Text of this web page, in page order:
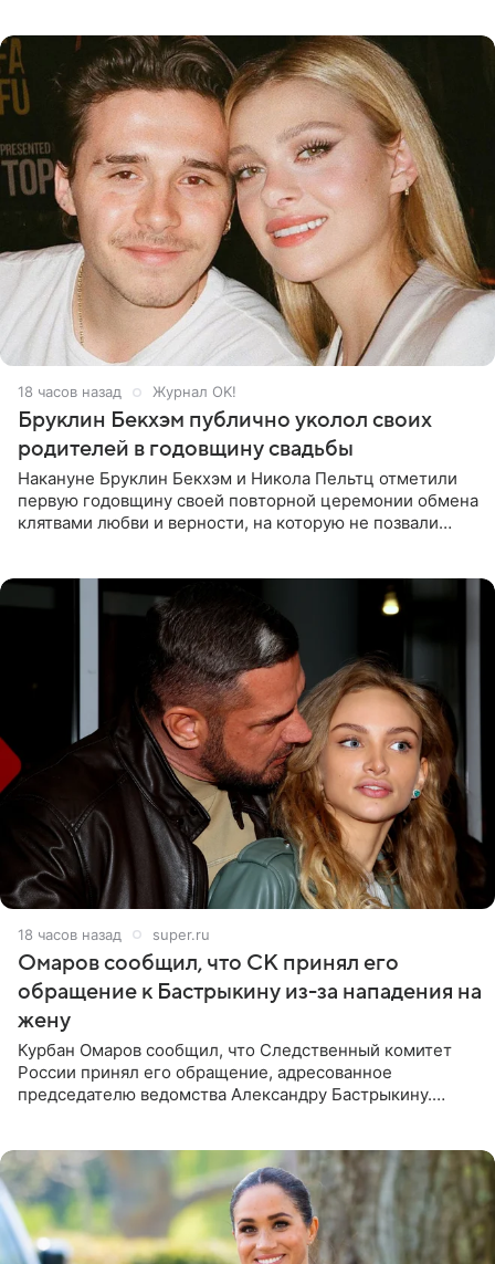
18 часов назад Журнал OK!
Бруклин Бекхэм публично уколол своих
родителей в годовщину свадьбы
Накануне Бруклин Бекхэм и Никола Пельтц отметили
первую годовщину своей повторной церемонии обмена
клятвами любви и верности, на которую не позвали
18 часов назад super.ru
Омаров сообщил, что СК принял его
обращение к Бастрыкину из-за нападения на
жену
Курбан Омаров сообщил, что Следственный комитет
России принял его обращение, адресованное
председателю ведомства Александру Бастрыкину.